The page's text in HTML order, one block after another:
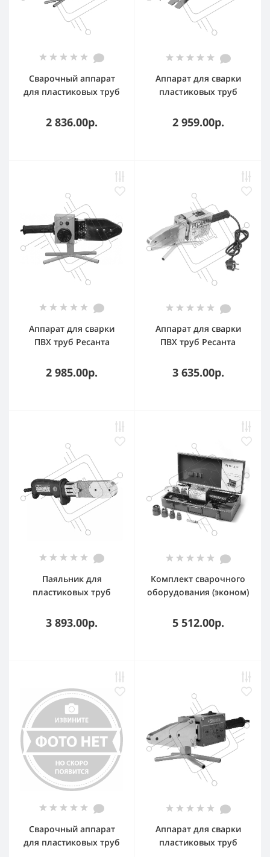
Сварочный аппарат
для пластиковых труб
раструбная 2кВт (кейс в
комплекте)
2 836.00р.
Аппарат для сварки
пластиковых труб
2 959.00р.
Аппарат для сварки
ПВХ труб Ресанта
2 985.00р.
Аппарат для сварки
ПВХ труб Ресанта
3 635.00р.
Паяльник для
пластиковых труб
700Вт, 50-300 °С,
max40мм)
3 893.00р.
Комплект сварочного
оборудования (эконом)
5 512.00р.
Сварочный аппарат
для пластиковых труб
Аппарат для сварки
пластиковых труб